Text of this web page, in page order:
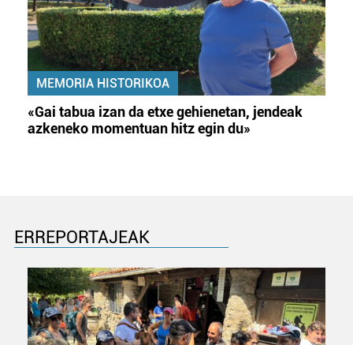
MEMORIA HISTORIKOA
«Gai tabua izan da etxe gehienetan, jendeak
azkeneko momentuan hitz egin du»
ERREPORTAJEAK